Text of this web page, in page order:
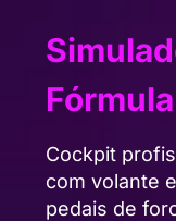
Fórmula
Cockpit
com volante e
pedais de